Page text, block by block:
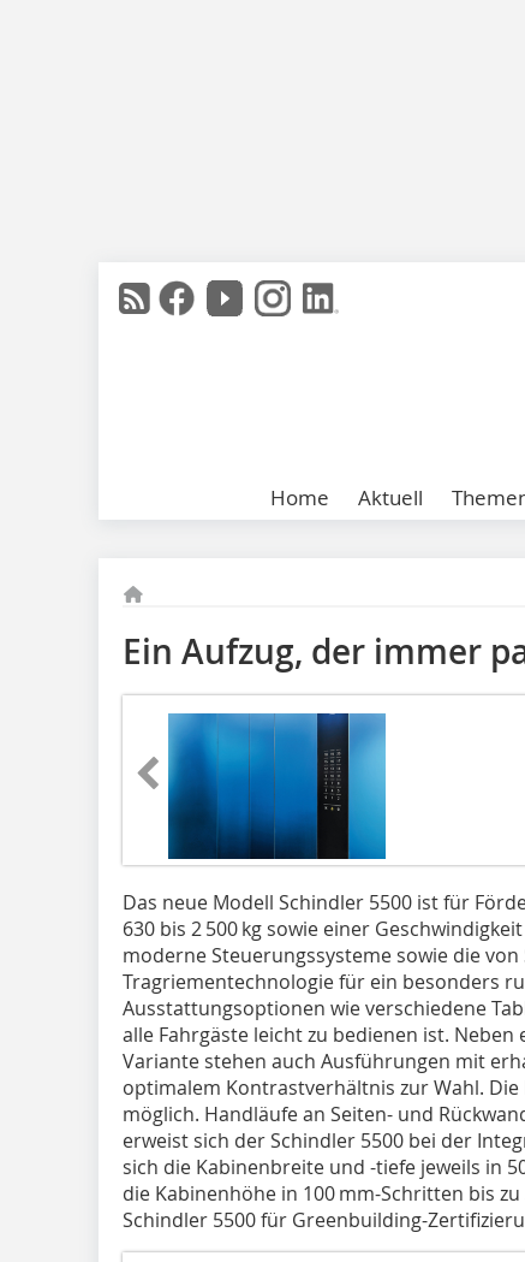
Home Aktuell
Ein Aufzug, der immer
Das neue Modell Schindler 5500 ist für
630 bis 2 500 kg sowie einer
moderne Steuerungssysteme sowie die
Tragriementechnologie für ein besonders
Ausstattungsoptionen wie verschiedene
alle Fahrgäste leicht zu bedienen ist.
Variante stehen auch Ausführungen mit
optimalem Kontrastverhältnis zur Wahl.
möglich. Handläufe an Seiten- und
erweist sich der Schindler 5500 bei der
sich die Kabinenbreite und -tiefe jeweils in
die Kabinenhöhe in 100 mm-Schritten bis
Schindler 5500 für Greenbuilding-